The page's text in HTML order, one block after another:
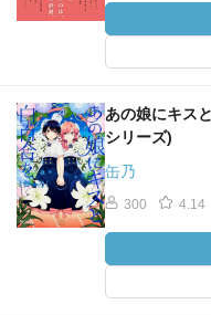
あの娘にキス
シリーズ)
缶乃
300 4.14